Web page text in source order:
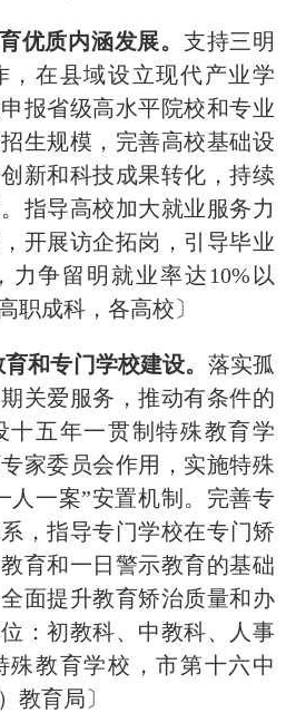
优质内涵发展。 支持三明
，在县域设立现代产业学
报省级高水平院校和专业
生规模，完善高校基础设
新和科技成果转化，持续
指导高校加大就业服务力
开展访企拓岗，引导毕业
力争留明就业率达10%以
职成科，各高校〕
和专门学校建设。 落实孤
关爱服务，推动有条件的
十五年一贯制特殊教育学
家委员会作用，实施特殊
人一案”安置机制。 完善专
，指导专门学校在专门矫
育和一日警示教育的基础
全面提升教育矫治质量和办
：初教科、 中教科、
人事
殊教育学校，市第十六中
教育局〕